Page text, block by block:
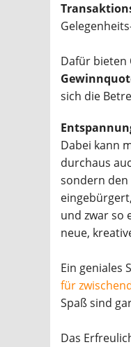
Dafür bieten
sich die
Dabei kann
durchaus
sondern den
und zwar so
neue,
Ein geniales
für
Spaß sind
Das